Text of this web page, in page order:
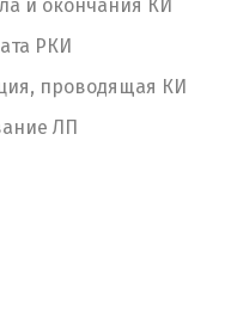
и окончания КИ
РКИ
проводящая КИ
ЛП